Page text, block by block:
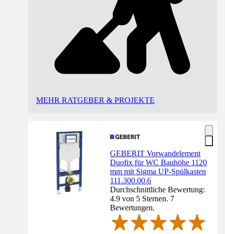
MEHR RATGEBER & PROJEKTE
GEBERIT Vorwandelement
Duofix für WC Bauhöhe 1120
mm mit Sigma UP-Spülkasten
111.300.00.6
Durchschnittliche Bewertung:
4.9 von 5 Sternen. 7
Bewertungen.